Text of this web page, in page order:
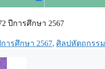
ปีการศึกษา 2567
ารศึกษา 2567, ศิลปหัตถกรรม